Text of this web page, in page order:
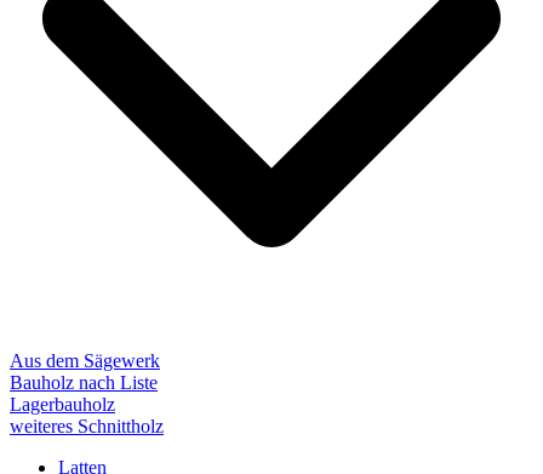
Aus dem Sägewerk
Bauholz nach Liste
Lagerbauholz
weiteres Schnittholz
Latten